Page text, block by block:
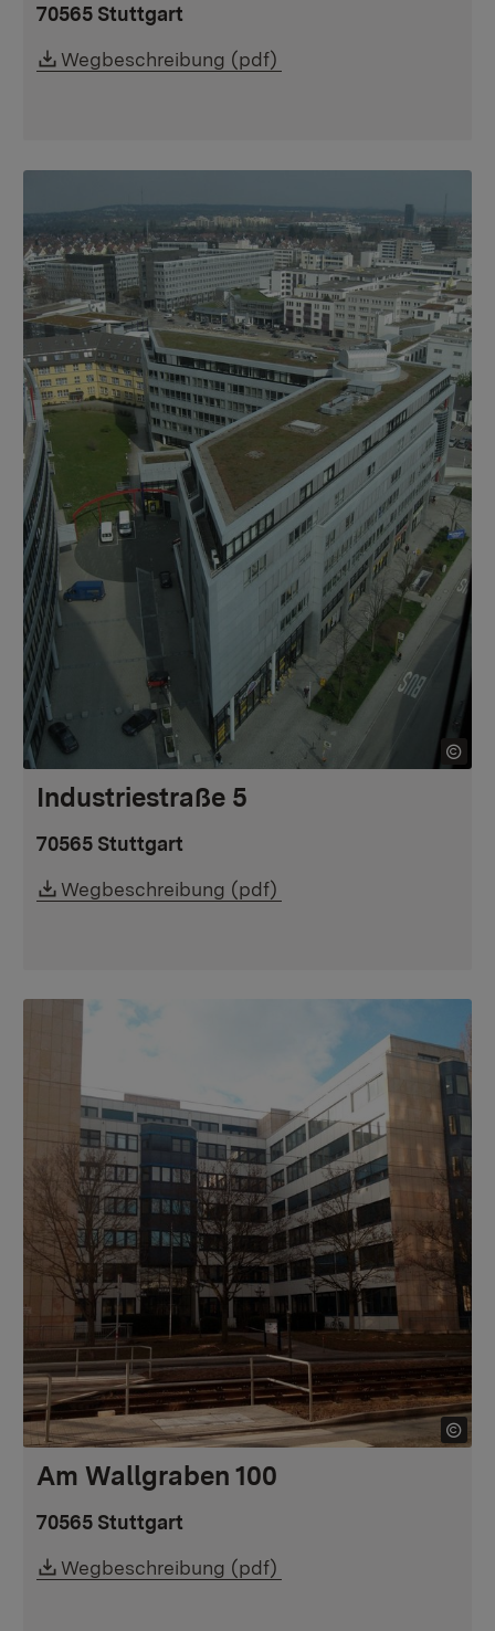
70565 Stuttgart
Downloadlink:
Wegbeschreibung (pdf)
Industriestraße 5
70565 Stuttgart
Downloadlink:
Wegbeschreibung (pdf)
Am Wallgraben 100
70565 Stuttgart
Downloadlink:
Wegbeschreibung (pdf)